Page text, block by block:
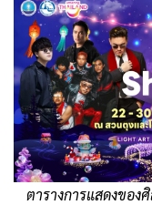
ตารางการแสดงของ